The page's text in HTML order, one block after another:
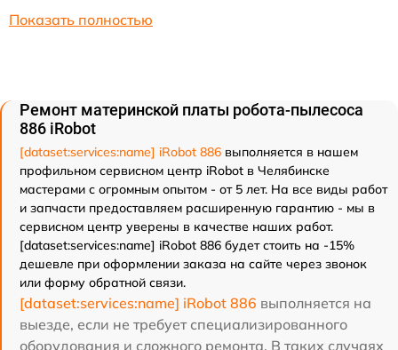
Показать полностью
Ремонт материнской платы робота-пылесоса
886 iRobot
[dataset:services:name] iRobot 886 выполняется в нашем
профильном сервисном центр iRobot в Челябинске
мастерами с огромным опытом - от 5 лет. На все виды работ
и запчасти предоставляем расширенную гарантию - мы в
сервисном центр уверены в качестве наших работ.
[dataset:services:name] iRobot 886 будет стоить на -15%
дешевле при оформлении заказа на сайте через звонок
или форму обратной связи.
[dataset:services:name] iRobot 886 выполняется на
выезде, если не требует специализированного
оборудования и сложного ремонта. В таких случаях